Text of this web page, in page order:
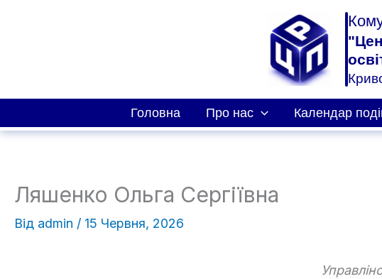
Головна Про нас Календар
Ляшенко Ольга Сергіївна
Від admin / 15 Червня, 2026